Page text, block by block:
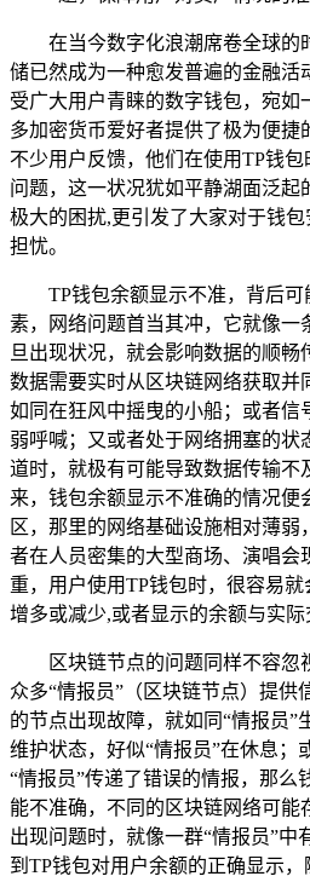
在当今数字化浪潮席卷全球的
储已然成为一种愈发普遍的金融活
受广大用户青睐的数字钱包，宛如
多加密货币爱好者提供了极为便捷
不少用户反馈，他们在使用TP钱包
问题，这一状况犹如平静湖面泛起
极大的困扰,更引发了大家对于钱
担忧。
TP钱包余额显示不准，背后
素，网络问题首当其冲，它就像一
旦出现状况，就会影响数据的顺畅
数据需要实时从区块链网络获取并
如同在狂风中摇曳的小船；或者信
弱呼喊；又或者处于网络拥塞的状
道时，就极有可能导致数据传输不
来，钱包余额显示不准确的情况便
区，那里的网络基础设施相对薄
者在人员密集的大型商场、演唱会
重，用户使用TP钱包时，很容易
增多或减少,或者显示的余额与实际
区块链节点的问题同样不容忽
众多“情报员”（区块链节点）提供
的节点出现故障，就如同“情报员”
维护状态，好似“情报员”在休息；
“情报员”传递了错误的情报，那么
能不准确，不同的区块链网络可能
出现问题时，就像一群“情报员”中
到TP钱包对用户余额的正确显示